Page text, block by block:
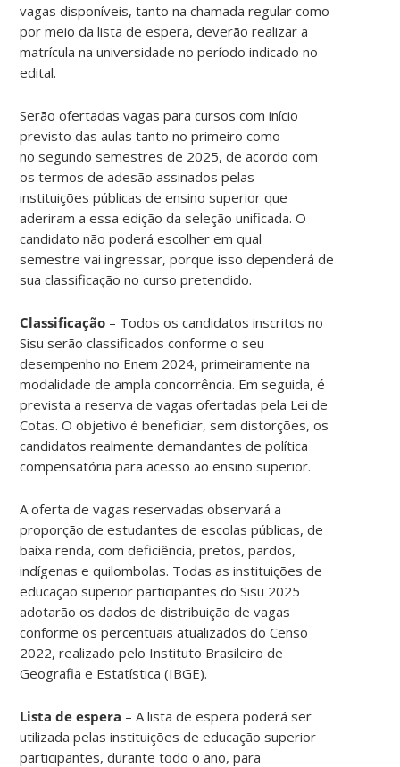
vagas disponíveis, tanto na chamada regular como
por meio da lista de espera, deverão realizar a
matrícula na universidade no período indicado no
edital.
Serão ofertadas vagas para cursos com início
previsto das aulas tanto no primeiro como
no segundo semestres de 2025, de acordo com
os termos de adesão assinados pelas
instituições públicas de ensino superior que
aderiram a essa edição da seleção unificada. O
candidato não poderá escolher em qual
semestre vai ingressar, porque isso dependerá de
sua classificação no curso pretendido.
Classificação – Todos os candidatos inscritos no
Sisu serão classificados conforme o seu
desempenho no Enem 2024, primeiramente na
modalidade de ampla concorrência. Em seguida, é
prevista a reserva de vagas ofertadas pela Lei de
Cotas. O objetivo é beneficiar, sem distorções, os
candidatos realmente demandantes de política
compensatória para acesso ao ensino superior.
A oferta de vagas reservadas observará a
proporção de estudantes de escolas públicas, de
baixa renda, com deficiência, pretos, pardos,
indígenas e quilombolas. Todas as instituições de
educação superior participantes do Sisu 2025
adotarão os dados de distribuição de vagas
conforme os percentuais atualizados do Censo
2022, realizado pelo Instituto Brasileiro de
Geografia e Estatística (IBGE).
Lista de espera – A lista de espera poderá ser
utilizada pelas instituições de educação superior
participantes, durante todo o ano, para